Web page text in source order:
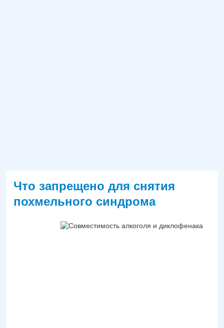
Что запрещено для снятия
похмельного синдрома